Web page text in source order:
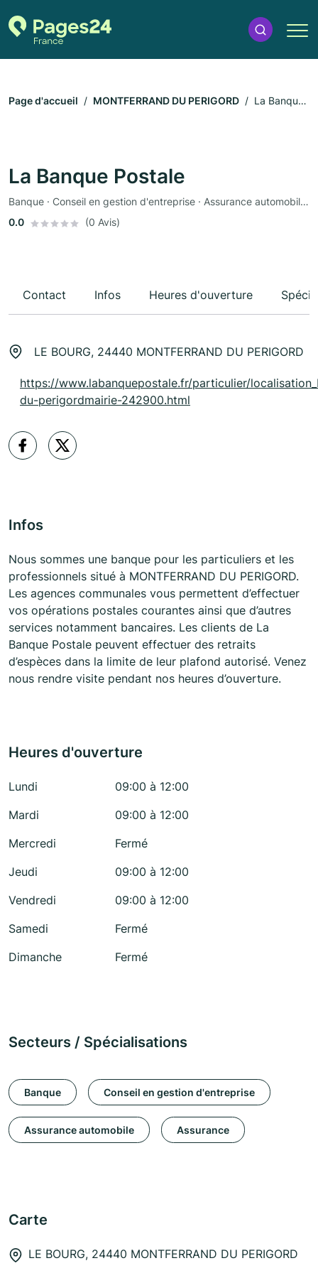
Page d'accueil MONTFERRAND DU PERIGORD
La Banque
La Banque Postale
Banque · Conseil en gestion d'entreprise · Assurance automobile · Assurance
0.0
(0 Avis)
Contact Infos Heures d'ouverture
LE BOURG, 24440 MONTFERRAND DU PERIGORD
https://www.labanquepostale.fr/particulier/
du-perigordmairie-242900.html
Infos
Nous sommes une banque pour les particuliers et les
professionnels situé à MONTFERRAND DU PERIGORD.
Les agences communales vous permettent d’effectuer
vos opérations postales courantes ainsi que d’autres
services notamment bancaires. Les clients de La
Banque Postale peuvent effectuer des retraits
d’espèces dans la limite de leur plafond autorisé. Venez
nous rendre visite pendant nos heures d’ouverture.
Heures d'ouverture
Lundi
09:00 à 12:00
Mardi
09:00 à 12:00
Mercredi
Fermé
Jeudi
09:00 à 12:00
Vendredi
09:00 à 12:00
Samedi
Fermé
Dimanche
Fermé
Secteurs / Spécialisations
Banque Conseil en gestion d'entreprise
Assurance automobile Assurance
Carte
LE BOURG, 24440 MONTFERRAND DU PERIGORD